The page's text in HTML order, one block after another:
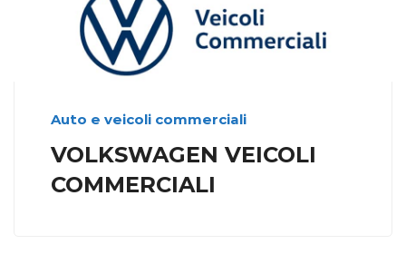
Auto e veicoli commerciali
VOLKSWAGEN VEICOLI
COMMERCIALI